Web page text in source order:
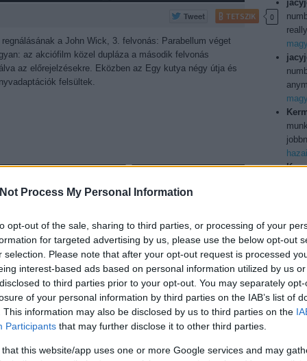
Process My Personal Information
opt-out of the sale, sharing to third parties, or processing of your
for targeted advertising by us, please use the below opt-out
selection. Please note that after your opt-out request is processed
interest-based ads based on personal information utilized by us
to third parties prior to your opt-out. You may separately
of your personal information by third parties on the IAB’s list of
This information may also be disclosed by us to third parties on the
Participants that may further disclose it to other third parties.
that this website/app uses one or more Google services and may
TETSZIK 0
a John Wick, 3. felvonás: Parabellum véget
az akciófilm közel dupláza a második felvonás
az előrejelzésekre. Eközben az Egy kutya négy útja és
felsültek.
a tengerentúli mozikban, a változatos felhozatalt a
vezeti, a komolyabb aspiránsok pedig kivétel
számára a legkellemetlenebb, de A hiányzó
a Laika koporsójába. A Miután után…
bd
dvd (
fun(